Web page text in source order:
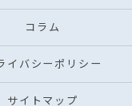
コラム
イバシーポリシー
サイトマップ